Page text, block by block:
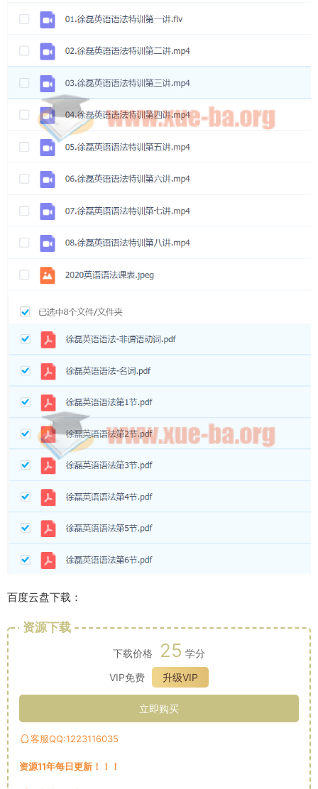
百度云盘下载：
资源下载
下载价格 25 学分
VIP免费
升级VIP
立即购买
客服QQ:1223116035
资源11年每日更新！！！